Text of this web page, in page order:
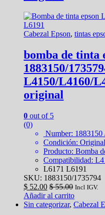
Cabezal Epson, tintas
bomba de tinta
1883150/
L4150/L4160/
original
0 out of 5
(0)
Number: 1883150
Condición: Original
Producto: Bomba
Compatibilidad:
L6171 L6191
SKU: 1883150/1735794
$ 52.00 $55.00 Incl IGV.
Añadir al carrito
Sin categorizar, Cabezal